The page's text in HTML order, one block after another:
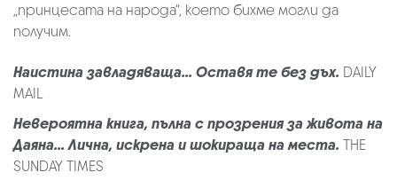
„принцесата на народа“, което бихме могли да
получим.
Наистина завладяваща... Оставя те без дъх. DAILY
MAIL
Невероятна книга, пълна с прозрения за живота на
Даяна... Лична, искрена и шокираща на места. THE
SUNDAY TIMES